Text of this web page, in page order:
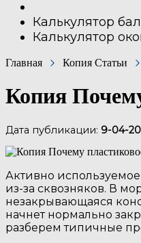
Калькулятор
Калькулятор
Главная Копия Статьи
Копия
Дата публикации: 9-04-
Активно
из-за сквозняков. В
незакрывающаяся
начнет нормально
разберем типичные